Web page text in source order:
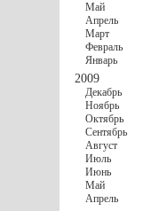
Май
Апрель
Март
Февраль
Январь
2009
Декабрь
Ноябрь
Октябрь
Сентябрь
Август
Июль
Июнь
Май
Апрель